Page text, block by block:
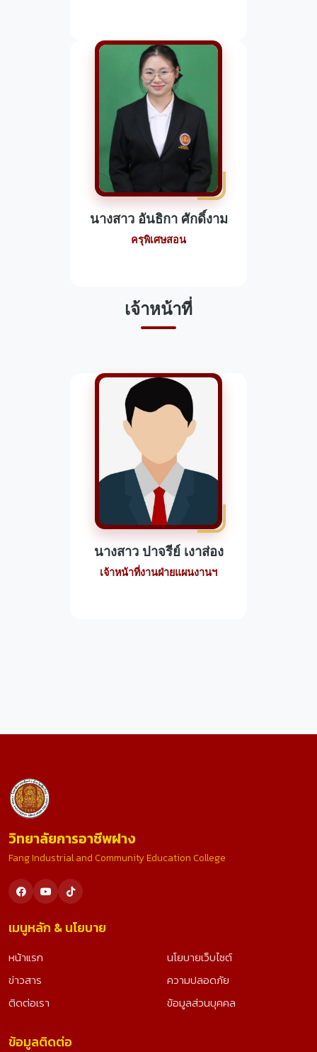
นางสาว อันธิกา ศักดิ์งาม
ครุพิเศษสอน
เจ้าหน้าที่
นางสาว ปาจรีย์ เงาส่อง
เจ้าหน้าที่งานฝ่ายแผนงานฯ
วิทยาลัยการอาชีพฝาง
Fang Industrial and Community Education College
เมนูหลัก & นโยบาย
หน้าแรก
ข่าวสาร
ติดต่อเรา
นโยบายเว็บไซต์
ความปลอดภัย
ข้อมูลส่วนบุคคล
ข้อมูลติดต่อ